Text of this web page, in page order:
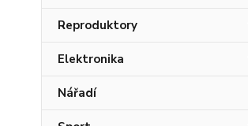
Reproduktory
Elektronika
Nářadí